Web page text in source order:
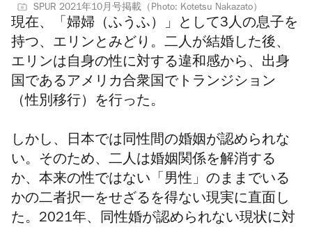
SPUR 2021年10月号掲載（Photo: Kotetsu Nakazato）
現在、「婦婦（ふうふ）」として3人の息子を
持つ、エリンとみどり。二人が結婚した後、
エリンは自身の性に対する違和感から、出身
国であるアメリカ合衆国でトランジション
（性別移行）を行った。
しかし、日本では同性間の婚姻が認められな
い。そのため、二人は婚姻関係を解消する
か、本来の性ではない「男性」のままでいる
かの二者択一をせざるを得ない現実に直面し
た。2021年、同性婚が認められない現状に対